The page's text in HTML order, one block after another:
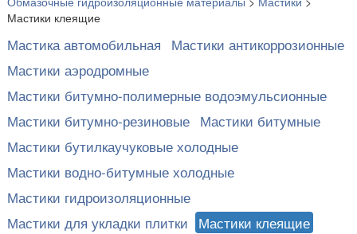
Мастики клеящие
Мастика автомобильная Мастики антикоррозионные
Мастики аэродромные
Мастики битумно-полимерные водоэмульсионные
Мастики битумно-резиновые Мастики битумные
Мастики бутилкаучуковые холодные
Мастики водно-битумные холодные
Мастики гидроизоляционные
Мастики для укладки плитки Мастики клеящие